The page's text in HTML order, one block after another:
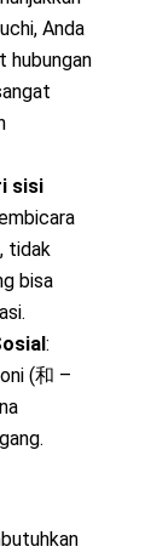
Anda
hubungan
sisi
tidak
bisa
:
(和 –